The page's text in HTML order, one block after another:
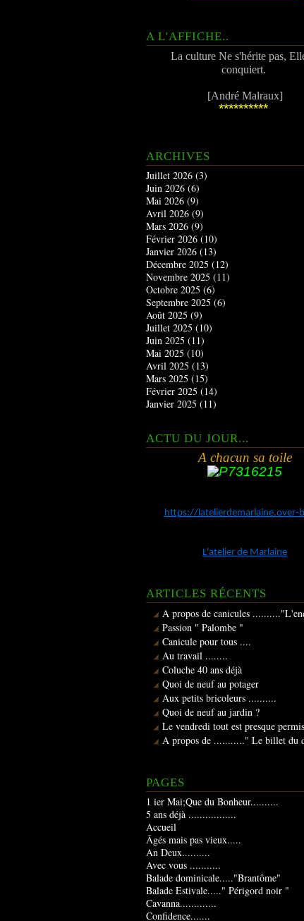
A L'AFFICHE..
La culture Ne s'hérite pas,
conquiert.
[André Malraux]
**********
ARCHIVES
Juillet 2026 (3)
Juin 2026 (6)
Mai 2026 (9)
Avril 2026 (9)
Mars 2026 (9)
Février 2026 (10)
Janvier 2026 (13)
Décembre 2025 (12)
Novembre 2025 (11)
Octobre 2025 (6)
Septembre 2025 (6)
Août 2025 (9)
Juillet 2025 (10)
Juin 2025 (11)
Mai 2025 (10)
Avril 2025 (13)
Mars 2025 (15)
Février 2025 (14)
Janvier 2025 (11)
ACTU DU JOUR...
A chacun sa toile
https://latelierdemarlaine.over-
L'atelier de Marlaine
ARTICLES RÉCENTS
A propos de canicules
Passion " Palombe "
Canicule pour tous ....
Au travail ........
Coluche 40 ans déjà
Quoi de neuf au potager
Aux petits bricoleurs ..........
Quoi de neuf au jardin ?
Le vendredi tout est presque
A propos de ..........." Le billet du
PAGES
1 ier Mai;Que du Bonheur..........
5 ans déjà .................
Accueil
Âgés mais pas vieux.....
An Deux..........
Avec vous ...........
Balade dominicale....."Brantôme"
Balade Estivale....." Périgord noir "
Cavanna.............
Confidence.......